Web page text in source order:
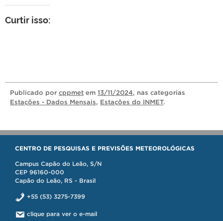
Curtir isso:
Publicado por cppmet em 13/11/2024, nas categorias
Estações - Dados Mensais, Estações do INMET.
CENTRO DE PESQUISAS E PREVISÕES METEOROLÓGICAS
Campus Capão do Leão, S/N
CEP 96160-000
Capão do Leão, RS - Brasil
+55 (53) 3275-7399
clique para ver o e-mail